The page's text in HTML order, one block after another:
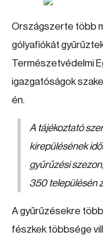
Országszerte több
gólyafiókát
Természetvédelmi
igazgatóságok
én.
A tájékoztató
kirepülésének
gyűrűzési
350 településén
A gyűrűzésekre több
fészkek többsége